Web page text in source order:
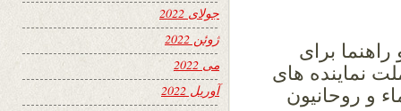
برای
نماینده های
و روحانیون
جولای 2022
ژوئن 2022
می 2022
آوریل 2022